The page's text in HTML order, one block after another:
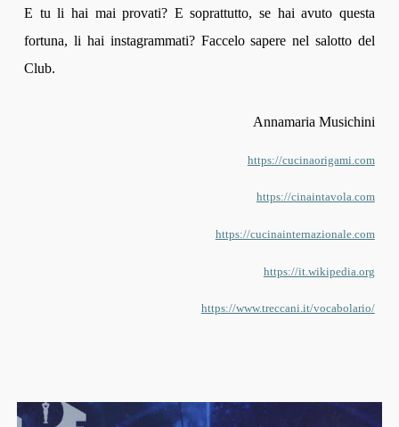
E tu li hai mai provati? E soprattutto, se hai avuto questa
fortuna, li hai instagrammati? Faccelo sapere nel salotto del
Club.
Annamaria Musichini
https://cucinaorigami.com
https://cinaintavola.com
https://cucinainternazionale.com
https://it.wikipedia.org
https://www.treccani.it/vocabolario/